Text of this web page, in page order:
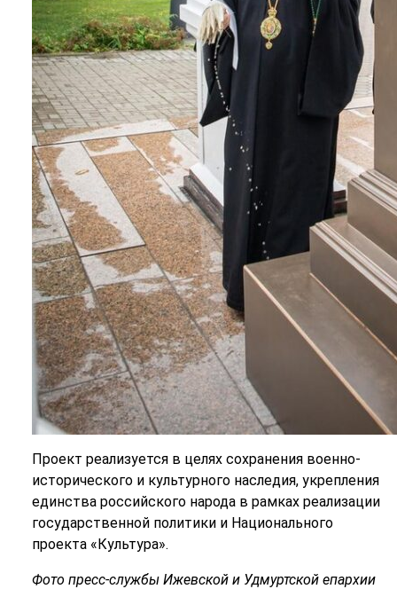
Проект реализуется в целях сохранения военно-
исторического и культурного наследия, укрепления
единства российского народа в рамках реализации
государственной политики и Национального
проекта «Культура».
Фото пресс-службы Ижевской и Удмуртской епархии